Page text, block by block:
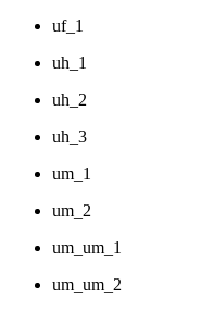
uf_1
uh_1
uh_2
uh_3
um_1
um_2
um_um_1
um_um_2